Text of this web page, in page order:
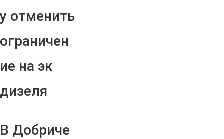
у отменить
ограничен
ие на эк
дизеля
В Добриче